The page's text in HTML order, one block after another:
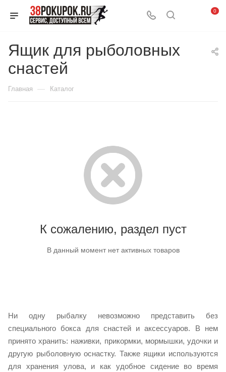
0
Ящик для рыболовных
снастей
Главная — Каталог
К сожалению, раздел пуст
В данный момент нет активных товаров
Ни одну рыбалку невозможно представить без
специального бокса для снастей и аксессуаров. В нем
принято хранить: наживки, прикормки, мормышки, удочки и
другую рыболовную оснастку. Также ящики используются
для хранения улова, и как удобное сидение во время